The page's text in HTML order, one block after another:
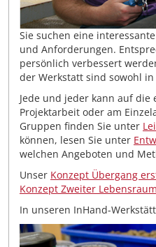
Sie suchen eine
und Anforderungen.
persönlich verbessert
der Werkstatt sind sowohl
Jede und jeder kann auf
Projektarbeit oder am
Gruppen finden Sie unter
können, lesen Sie unter
welchen Angeboten und
Unser Konzept Übergang
Konzept Zweiter Lebensraum
In unseren InHand-